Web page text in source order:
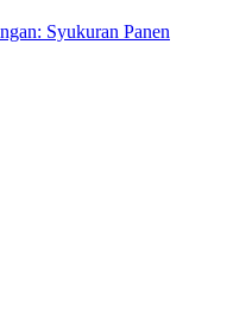
Syukuran Panen